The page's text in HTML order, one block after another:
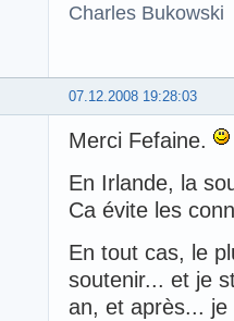
Charles Bukowski
07.12.2008 19:28:03
Merci Fefaine.
En Irlande, la
Ca évite les
En tout cas, le
soutenir... et je
an, et après...